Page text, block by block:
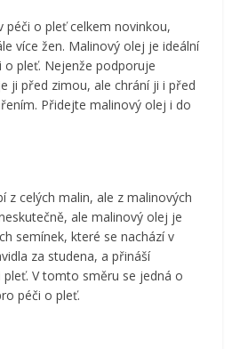
péči o pleť celkem novinkou,
více žen. Malinový olej je ideální
pleť. Nejenže podporuje
ji před zimou, ale chrání ji i před
Přidejte malinový olej i do
z celých malin, ale z malinových
ale malinový olej je
semínek, které se nachází v
za studena, a přináší
pleť. V tomto směru se jedná o
péči o pleť.